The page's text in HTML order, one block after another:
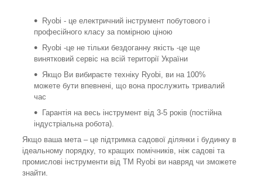
Ryobi - це електричний інструмент побутового і
професійного класу за помірною ціною
Ryobi -це не тільки бездоганну якість -це ще
винятковий сервіс на всій території України
Якщо Ви вибираєте техніку Ryobi, ви на 100%
можете бути впевнені, що вона прослужить тривалий
час
Гарантія на весь інструмент від 3-5 років (постійна
індустріальна робота).
Якщо ваша мета – це підтримка садової ділянки і будинку в
ідеальному порядку, то кращих помічників, ніж садові та
промислові інструменти від ТМ Ryobi ви навряд чи зможете
знайти.